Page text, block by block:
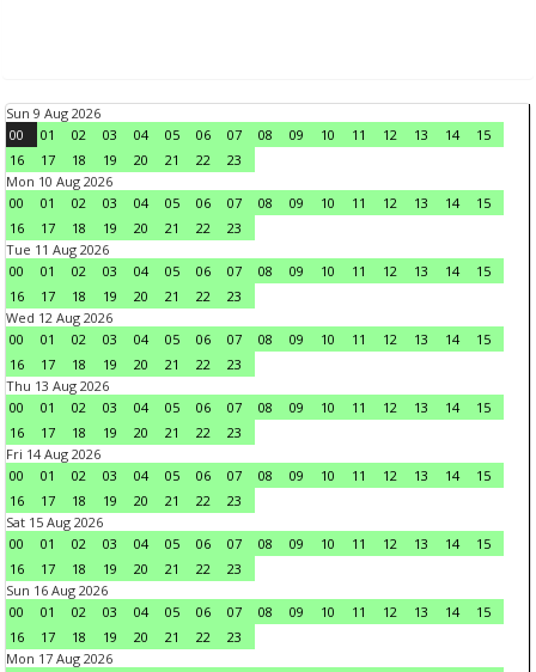
Sun 9 Aug 2026
00
01 02 03 04 05 06 07 08 09 10 11 12 13 14
15
16
17 18 19 20 21 22
23
Mon 10 Aug 2026
00
01 02 03 04 05 06 07 08 09 10 11 12 13 14
15
16
17 18 19 20 21 22
23
Tue 11 Aug 2026
00
01 02 03 04 05 06 07 08 09 10 11 12 13 14
15
16
17 18 19 20 21 22
23
Wed 12 Aug 2026
00
01 02 03 04 05 06 07 08 09 10 11 12 13 14
15
16
17 18 19 20 21 22
23
Thu 13 Aug 2026
00
01 02 03 04 05 06 07 08 09 10 11 12 13 14
15
16
17 18 19 20 21 22
23
Fri 14 Aug 2026
00
01 02 03 04 05 06 07 08 09 10 11 12 13 14
15
16
17 18 19 20 21 22
23
Sat 15 Aug 2026
00
01 02 03 04 05 06 07 08 09 10 11 12 13 14
15
16
17 18 19 20 21 22
23
Sun 16 Aug 2026
00
01 02 03 04 05 06 07 08 09 10 11 12 13 14
15
16
17 18 19 20 21 22
23
Mon 17 Aug 2026